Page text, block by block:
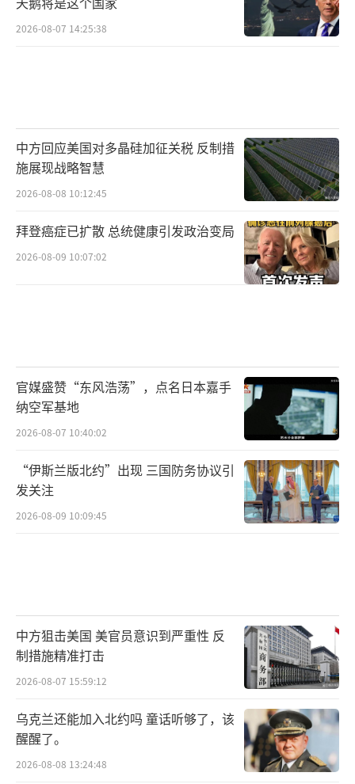
2026-08-07 14:25:38
中方回应美国对多晶硅加征关税 反制措
施展现战略智慧
2026-08-08 10:12:45
拜登癌症已扩散 总统健康引发政治变局
2026-08-09 10:07:02
官媒盛赞“东风浩荡”，点名日本嘉手
纳空军基地
2026-08-07 10:40:02
“伊斯兰版北约”出现 三国防务协议引
发关注
2026-08-09 10:09:45
中方狙击美国 美官员意识到严重性 反
制措施精准打击
2026-08-07 15:59:12
乌克兰还能加入北约吗 童话听够了，该
醒醒了。
2026-08-08 13:24:48